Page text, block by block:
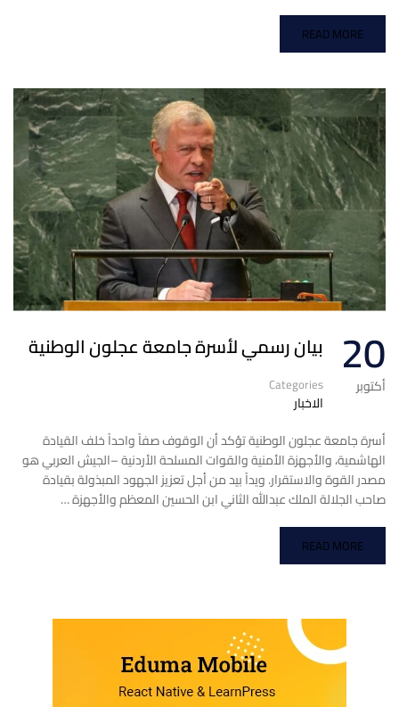
READ MORE
20
أكتوبر
بيان رسمي لأسرة جامعة عجلون الوطنية
Categories
الاخبار
أسرة جامعة عجلون الوطنية تؤكد أن الوقوف صفاً واحداً خلف القيادة
الهاشمية، والأجهزة الأمنية والقوات المسلحة الأردنية –الجيش العربي هو
مصدر القوة والاستقرار. ويداً بيد من أجل تعزيز الجهود المبذولة بقيادة
صاحب الجلالة الملك عبدالله الثاني ابن الحسين المعظم والأجهزة …
READ MORE